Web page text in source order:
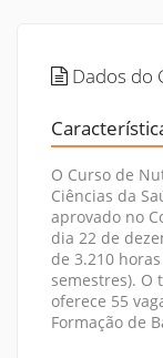
Dados do
O Curso de
Ciências da
aprovado no
dia 22 de
de 3.210
semestres).
oferece 55
Formação de